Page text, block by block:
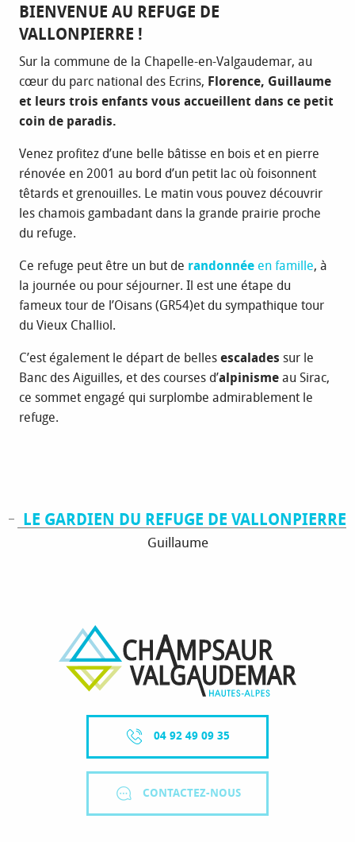
BIENVENUE AU REFUGE DE
VALLONPIERRE !
Sur la commune de la Chapelle-en-Valgaudemar, au
cœur du parc national des Ecrins, Florence, Guillaume
et leurs trois enfants vous accueillent dans ce petit
coin de paradis.
Venez profitez d’une belle bâtisse en bois et en pierre
rénovée en 2001 au bord d’un petit lac où foisonnent
têtards et grenouilles. Le matin vous pouvez découvrir
les chamois gambadant dans la grande prairie proche
du refuge.
Ce refuge peut être un but de randonnée en famille, à
la journée ou pour séjourner. Il est une étape du
fameux tour de l’Oisans (GR54)et du sympathique tour
du Vieux Challiol.
C’est également le départ de belles escalades sur le
Banc des Aiguilles, et des courses d’alpinisme au Sirac,
ce sommet engagé qui surplombe admirablement le
refuge.
LE GARDIEN DU REFUGE DE VALLONPIERRE
Guillaume
04 92 49 09 35
CONTACTEZ-NOUS